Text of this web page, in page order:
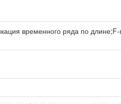
временного ряда по